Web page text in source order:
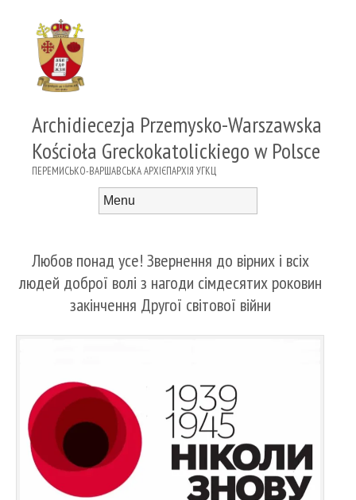
Archidiecezja Przemysko-Warszawska
Kościoła Greckokatolickiego w Polsce
ПЕРЕМИСЬКО-ВАРШАВСЬКА АРХІЄПАРХІЯ УГКЦ
Любов понад усе! Звернення до вірних і всіх
людей доброї волі з нагоди сімдесятих роковин
закінчення Другої світової війни